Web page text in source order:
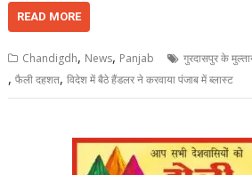
READ MORE
Chandigdh, News, Panjab गुरदासपुर के
,फैली दहशत,विदेश में बैठे हैंडलर ने करवाया पंजाब में ब्लास्ट